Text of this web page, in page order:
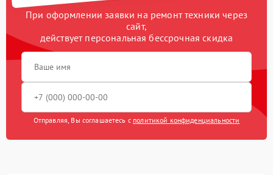
При оформлении заявки на ремонт техники через
сайт,
действует персональная бессрочная скидка
Отправляя, Вы соглашаетесь с политикой конфиденциальности